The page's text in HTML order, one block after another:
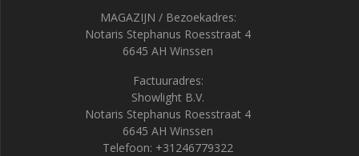
MAGAZIJN / Bezoekadres:
Notaris Stephanus Roesstraat 4
6645 AH Winssen
Factuuradres:
Showlight B.V.
Notaris Stephanus Roesstraat 4
6645 AH Winssen
Telefoon: +31246779322